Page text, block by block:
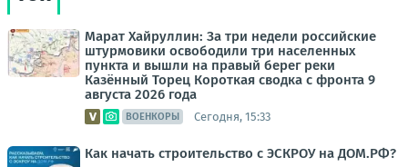
Марат Хайруллин: За три недели российские
штурмовики освободили три населенных
пункта и вышли на правый берег реки
Казённый Торец Короткая сводка с фронта 9
августа 2026 года
ВОЕНКОРЫ Сегодня, 15:33
Как начать строительство с ЭСКРОУ на ДОМ.РФ?